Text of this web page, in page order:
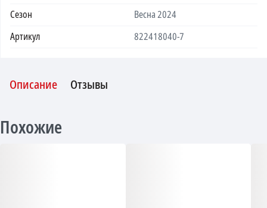
Сезон
Весна 2024
Артикул
822418040-7
Описание Отзывы
Похожие